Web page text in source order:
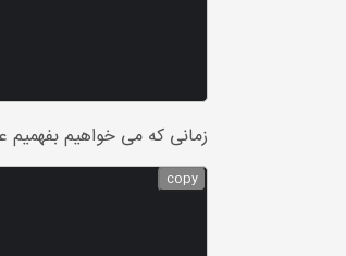
زمانی که می خواهیم بفهمیم
copy